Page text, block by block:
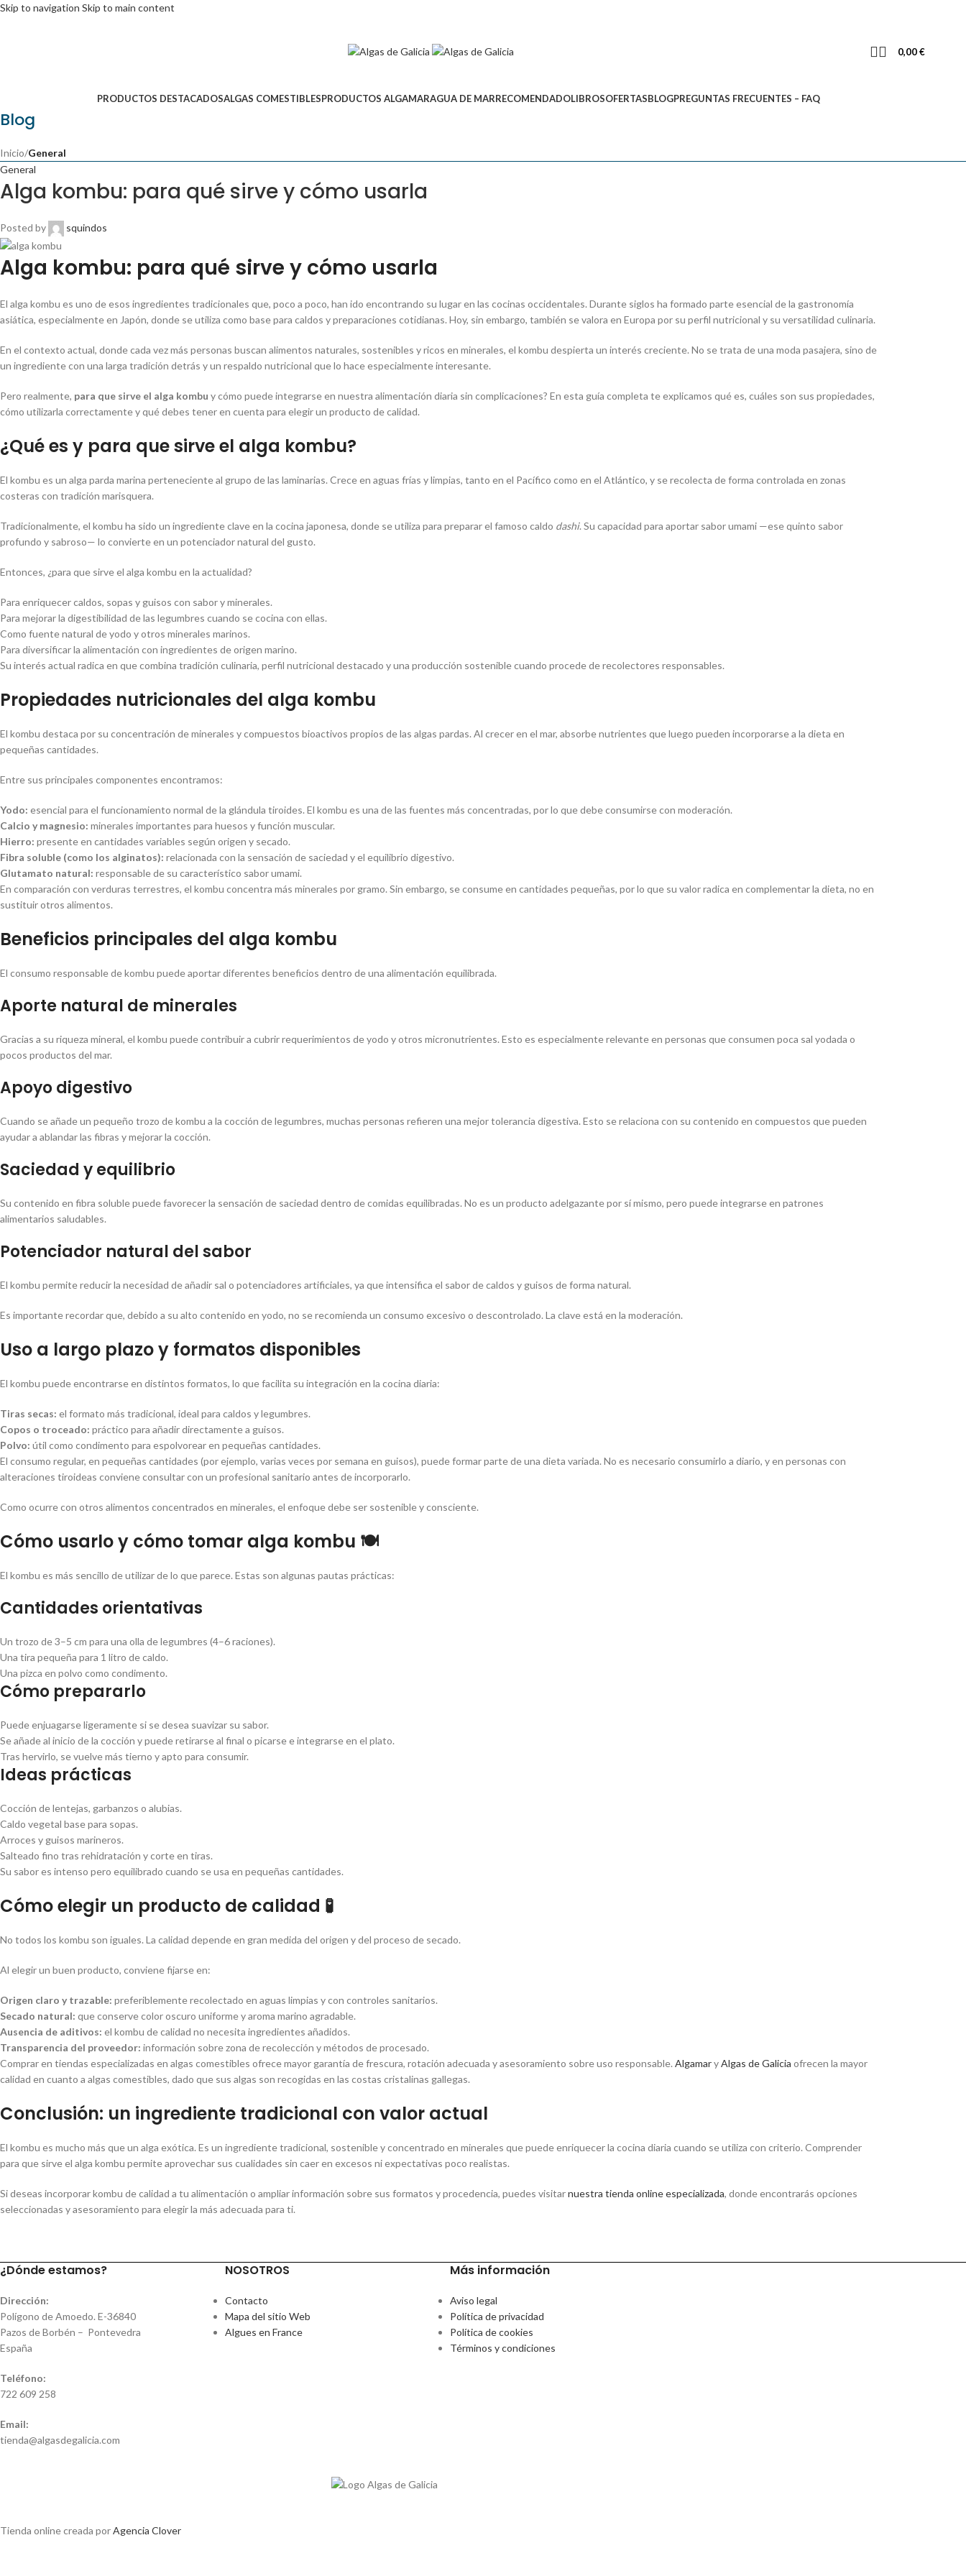
Skip to navigation Skip to main content
0,00€
PRODUCTOS DESTACADOSALGAS COMESTIBLESPRODUCTOS ALGAMARAGUA DE MARRECOMENDADOLIBROSOFERTASBLOGPREGUNTAS FRECUENTES – FAQ
Blog
Inicio/General
General
Alga kombu: para qué sirve y cómo usarla
Posted by squindos
Alga kombu: para qué sirve y cómo usarla
El alga kombu es uno de esos ingredientes tradicionales que, poco a poco, han ido encontrando su lugar en las cocinas occidentales. Durante siglos ha formado parte esencial de la gastronomía
asiática, especialmente en Japón, donde se utiliza como base para caldos y preparaciones cotidianas. Hoy, sin embargo, también se valora en Europa por su perfil nutricional y su versatilidad culinaria.
En el contexto actual, donde cada vez más personas buscan alimentos naturales, sostenibles y ricos en minerales, el kombu despierta un interés creciente. No se trata de una moda pasajera, sino de
un ingrediente con una larga tradición detrás y un respaldo nutricional que lo hace especialmente interesante.
Pero realmente, para que sirve el alga kombu y cómo puede integrarse en nuestra alimentación diaria sin complicaciones? En esta guía completa te explicamos qué es, cuáles son sus propiedades,
cómo utilizarla correctamente y qué debes tener en cuenta para elegir un producto de calidad.
¿Qué es y para que sirve el alga kombu?
El kombu es un alga parda marina perteneciente al grupo de las laminarias. Crece en aguas frías y limpias, tanto en el Pacífico como en el Atlántico, y se recolecta de forma controlada en zonas
costeras con tradición marisquera.
Tradicionalmente, el kombu ha sido un ingrediente clave en la cocina japonesa, donde se utiliza para preparar el famoso caldo dashi. Su capacidad para aportar sabor umami —ese quinto sabor
profundo y sabroso— lo convierte en un potenciador natural del gusto.
Entonces, ¿para que sirve el alga kombu en la actualidad?
Para enriquecer caldos, sopas y guisos con sabor y minerales.
Para mejorar la digestibilidad de las legumbres cuando se cocina con ellas.
Como fuente natural de yodo y otros minerales marinos.
Para diversificar la alimentación con ingredientes de origen marino.
Su interés actual radica en que combina tradición culinaria, perfil nutricional destacado y una producción sostenible cuando procede de recolectores responsables.
Propiedades nutricionales del alga kombu
El kombu destaca por su concentración de minerales y compuestos bioactivos propios de las algas pardas. Al crecer en el mar, absorbe nutrientes que luego pueden incorporarse a la dieta en
pequeñas cantidades.
Entre sus principales componentes encontramos:
Yodo: esencial para el funcionamiento normal de la glándula tiroides. El kombu es una de las fuentes más concentradas, por lo que debe consumirse con moderación.
Calcio y magnesio: minerales importantes para huesos y función muscular.
Hierro: presente en cantidades variables según origen y secado.
Fibra soluble (como los alginatos): relacionada con la sensación de saciedad y el equilibrio digestivo.
Glutamato natural: responsable de su característico sabor umami.
En comparación con verduras terrestres, el kombu concentra más minerales por gramo. Sin embargo, se consume en cantidades pequeñas, por lo que su valor radica en complementar la dieta, no en
sustituir otros alimentos.
Beneficios principales del alga kombu
El consumo responsable de kombu puede aportar diferentes beneficios dentro de una alimentación equilibrada.
Aporte natural de minerales
Gracias a su riqueza mineral, el kombu puede contribuir a cubrir requerimientos de yodo y otros micronutrientes. Esto es especialmente relevante en personas que consumen poca sal yodada o
pocos productos del mar.
Apoyo digestivo
Cuando se añade un pequeño trozo de kombu a la cocción de legumbres, muchas personas refieren una mejor tolerancia digestiva. Esto se relaciona con su contenido en compuestos que pueden
ayudar a ablandar las fibras y mejorar la cocción.
Saciedad y equilibrio
Su contenido en fibra soluble puede favorecer la sensación de saciedad dentro de comidas equilibradas. No es un producto adelgazante por sí mismo, pero puede integrarse en patrones
alimentarios saludables.
Potenciador natural del sabor
El kombu permite reducir la necesidad de añadir sal o potenciadores artificiales, ya que intensifica el sabor de caldos y guisos de forma natural.
Es importante recordar que, debido a su alto contenido en yodo, no se recomienda un consumo excesivo o descontrolado. La clave está en la moderación.
Uso a largo plazo y formatos disponibles
El kombu puede encontrarse en distintos formatos, lo que facilita su integración en la cocina diaria:
Tiras secas: el formato más tradicional, ideal para caldos y legumbres.
Copos o troceado: práctico para añadir directamente a guisos.
Polvo: útil como condimento para espolvorear en pequeñas cantidades.
El consumo regular, en pequeñas cantidades (por ejemplo, varias veces por semana en guisos), puede formar parte de una dieta variada. No es necesario consumirlo a diario, y en personas con
alteraciones tiroideas conviene consultar con un profesional sanitario antes de incorporarlo.
Como ocurre con otros alimentos concentrados en minerales, el enfoque debe ser sostenible y consciente.
Cómo usarlo y cómo tomar alga kombu 🍽️
El kombu es más sencillo de utilizar de lo que parece. Estas son algunas pautas prácticas:
Cantidades orientativas
Un trozo de 3–5 cm para una olla de legumbres (4–6 raciones).
Una tira pequeña para 1 litro de caldo.
Una pizca en polvo como condimento.
Cómo prepararlo
Puede enjuagarse ligeramente si se desea suavizar su sabor.
Se añade al inicio de la cocción y puede retirarse al final o picarse e integrarse en el plato.
Tras hervirlo, se vuelve más tierno y apto para consumir.
Ideas prácticas
Cocción de lentejas, garbanzos o alubias.
Caldo vegetal base para sopas.
Arroces y guisos marineros.
Salteado fino tras rehidratación y corte en tiras.
Su sabor es intenso pero equilibrado cuando se usa en pequeñas cantidades.
Cómo elegir un producto de calidad 🧪
No todos los kombu son iguales. La calidad depende en gran medida del origen y del proceso de secado.
Al elegir un buen producto, conviene fijarse en:
Origen claro y trazable: preferiblemente recolectado en aguas limpias y con controles sanitarios.
Secado natural: que conserve color oscuro uniforme y aroma marino agradable.
Ausencia de aditivos: el kombu de calidad no necesita ingredientes añadidos.
Transparencia del proveedor: información sobre zona de recolección y métodos de procesado.
Comprar en tiendas especializadas en algas comestibles ofrece mayor garantía de frescura, rotación adecuada y asesoramiento sobre uso responsable. AlgamaryAlgas de Galicia ofrecen la mayor
calidad en cuanto a algas comestibles, dado que sus algas son recogidas en las costas cristalinas gallegas.
Conclusión: un ingrediente tradicional con valor actual
El kombu es mucho más que un alga exótica. Es un ingrediente tradicional, sostenible y concentrado en minerales que puede enriquecer la cocina diaria cuando se utiliza con criterio. Comprender
para que sirve el alga kombu permite aprovechar sus cualidades sin caer en excesos ni expectativas poco realistas.
Si deseas incorporar kombu de calidad a tu alimentación o ampliar información sobre sus formatos y procedencia, puedes visitarnuestra tienda online especializada, donde encontrarás opciones
seleccionadas y asesoramiento para elegir la más adecuada para ti.
¿Dónde estamos?
Dirección:
Polígono de Amoedo. E-36840
Pazos de Borbén – Pontevedra
España
Teléfono:
722 609 258
Email:
tienda@algasdegalicia.com
NOSOTROS
Contacto
Mapa del sitio Web
Algues en France
Más información
Aviso legal
Política de privacidad
Política de cookies
Términos y condiciones
Tienda online creada porAgencia Clover